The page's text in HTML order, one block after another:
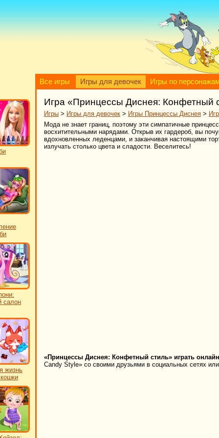
Все игры Игры для девочек Игры по
салон
жизнь
Игра «Принцессы Диснея: Конфетный
Игры > Игры для девочек > Игры Принцессы Диснея >
Мода не знает границ, поэтому эти симпатичные
восхитительными нарядами. Открыв их гардероб, вы
вдохновленных леденцами, и заканчивая настоящими
излучать столько цвета и сладости. Веселитесь!
«Принцессы Диснея: Конфетный стиль» играть
Candy Style» со своими друзьями в социальных сетях